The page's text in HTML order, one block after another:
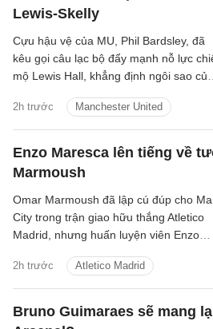
Lewis-Skelly
2h trước Manchester United
Cựu hậu vệ của MU, Phil Bardsley, đã
kêu gọi câu lạc bộ đẩy mạnh nỗ lực
mộ Lewis Hall, khẳng định ngôi sao của
cho sân Old Trafford.
Enzo Maresca lên tiếng về
Marmoush
2h trước Atletico Madrid
Omar Marmoush đã lập cú đúp cho
City trong trận giao hữu thắng Atletico
Madrid, nhưng huấn luyện viên Enzo
anh.
Bruno Guimaraes sẽ mang